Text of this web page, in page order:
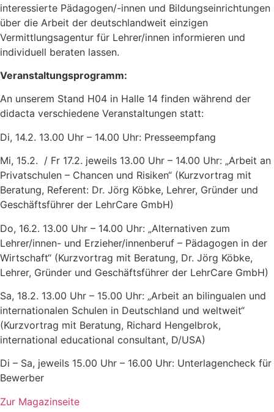
interessierte Pädagogen/-innen und Bildungseinrichtungen
über die Arbeit der deutschlandweit einzigen
Vermittlungsagentur für Lehrer/innen informieren und
individuell beraten lassen.
Veranstaltungsprogramm:
An unserem Stand H04 in Halle 14 finden während der
didacta verschiedene Veranstaltungen statt:
Di, 14.2. 13.00 Uhr – 14.00 Uhr: Presseempfang
Mi, 15.2. / Fr 17.2. jeweils 13.00 Uhr – 14.00 Uhr: „Arbeit an
Privatschulen – Chancen und Risiken“ (Kurzvortrag mit
Beratung, Referent: Dr. Jörg Köbke, Lehrer, Gründer und
Geschäftsführer der LehrCare GmbH)
Do, 16.2. 13.00 Uhr – 14.00 Uhr: „Alternativen zum
Lehrer/innen- und Erzieher/innenberuf – Pädagogen in der
Wirtschaft“ (Kurzvortrag mit Beratung, Dr. Jörg Köbke,
Lehrer, Gründer und Geschäftsführer der LehrCare GmbH)
Sa, 18.2. 13.00 Uhr – 15.00 Uhr: „Arbeit an bilingualen und
internationalen Schulen in Deutschland und weltweit“
(Kurzvortrag mit Beratung, Richard Hengelbrok,
international educational consultant, D/USA)
Di – Sa, jeweils 15.00 Uhr – 16.00 Uhr: Unterlagencheck für
Bewerber
Zur Magazinseite